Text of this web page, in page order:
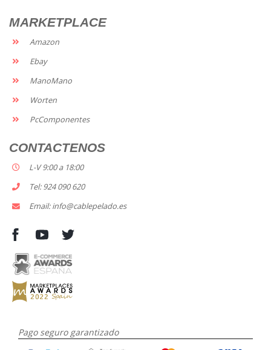
MARKETPLACE
Amazon
Ebay
ManoMano
Worten
PcComponentes
CONTACTENOS
L-V 9:00 a 18:00
Tel: 924 090 620
Email: info@cablepelado.es
Pago seguro garantizado